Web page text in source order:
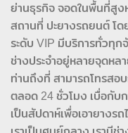
ย่านธุรกิจ จอดในพื้นที่สูง
สถานที่ ปะยางรถยนต์ โ
ระดับ VIP มีบริการทั่วทุ
ช่างประจำอยู่หลายจุดห
ท่านถึงที่ สามารถโทรสอ
ตลอด 24 ชั่วโมง เบื่อกับ
เป็นสัปดาห์เพื่อเอายางร